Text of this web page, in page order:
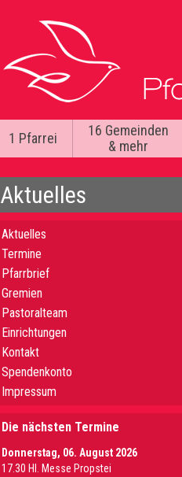
1 Pfarrei
16 Gemeinden
& mehr
Aktuelles
Aktuelles
Termine
Pfarrbrief
Gremien
Pastoralteam
Einrichtungen
Kontakt
Spendenkonto
Impressum
Die nächsten Termine
Donnerstag, 06. August 2026
17.30 Hl. Messe Propstei